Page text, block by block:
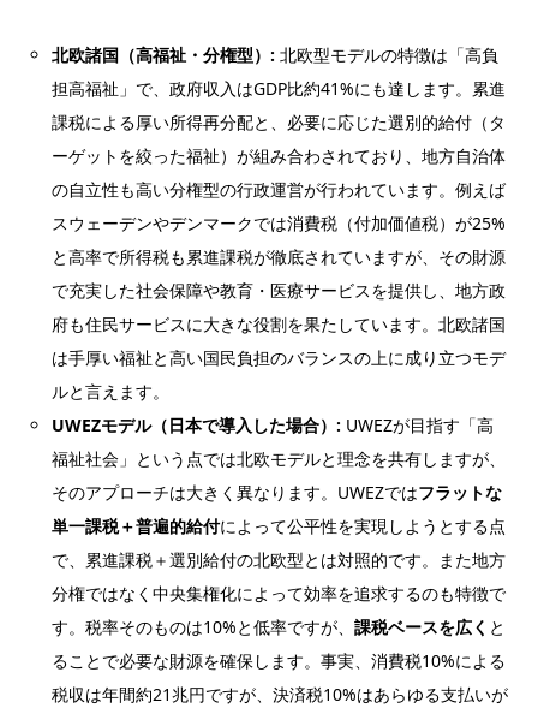
北欧諸国（高福祉・分権型）: 北欧型モデルの特徴は「高負
担高福祉」で、政府収入はGDP比約41%にも達します。累進
課税による厚い所得再分配と、必要に応じた選別的給付（タ
ーゲットを絞った福祉）が組み合わされており、地方自治体
の自立性も高い分権型の行政運営が行われています。例えば
スウェーデンやデンマークでは消費税（付加価値税）が25%
と高率で所得税も累進課税が徹底されていますが、その財源
で充実した社会保障や教育・医療サービスを提供し、地方政
府も住民サービスに大きな役割を果たしています。北欧諸国
は手厚い福祉と高い国民負担のバランスの上に成り立つモデ
ルと言えます。
UWEZモデル（日本で導入した場合）: UWEZが目指す「高
福祉社会」という点では北欧モデルと理念を共有しますが、
そのアプローチは大きく異なります。UWEZではフラットな
単一課税＋普遍的給付によって公平性を実現しようとする点
で、累進課税＋選別給付の北欧型とは対照的です。また地方
分権ではなく中央集権化によって効率を追求するのも特徴で
す。税率そのものは10%と低率ですが、課税ベースを広く と
ることで必要な財源を確保します。事実、消費税10%による
税収は年間約21兆円ですが、決済税10%はあらゆる支払いが